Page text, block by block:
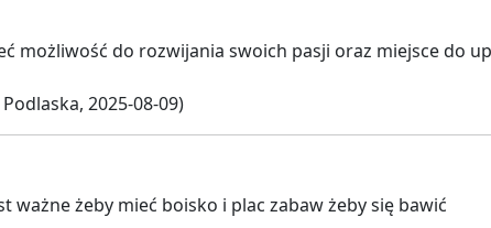
możliwość do rozwijania swoich pasji oraz miejsce do
Podlaska, 2025-08-09)
ważne żeby mieć boisko i plac zabaw żeby się bawić